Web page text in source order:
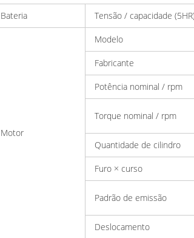
Bateria Tensão / capacidade
Motor
Modelo
Fabricante
Potência nominal / rpm
Torque nominal / rpm
Quantidade de cilindro
Furo × curso
Padrão de emissão
Deslocamento